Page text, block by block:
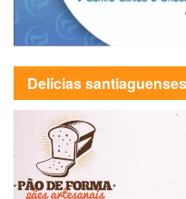
Delícias